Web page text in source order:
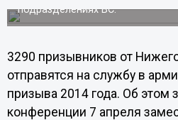
подразделениях ВС.
3290 призывников от
отправятся на службу в
призыва 2014 года. Об этом
конференции 7 апреля